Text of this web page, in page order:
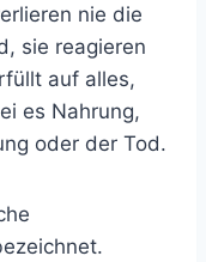
nie die
sie reagieren
auf alles,
es Nahrung,
oder der Tod.